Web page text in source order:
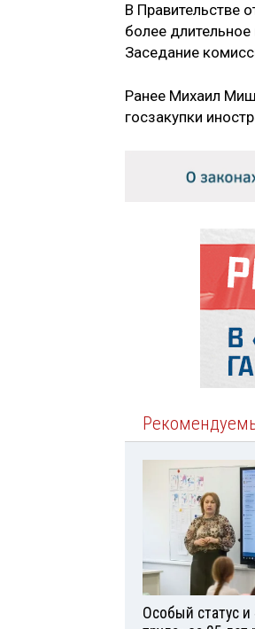
В Правительстве
более
Заседание
Ранее Михаил
госзакупки
Особый статус и